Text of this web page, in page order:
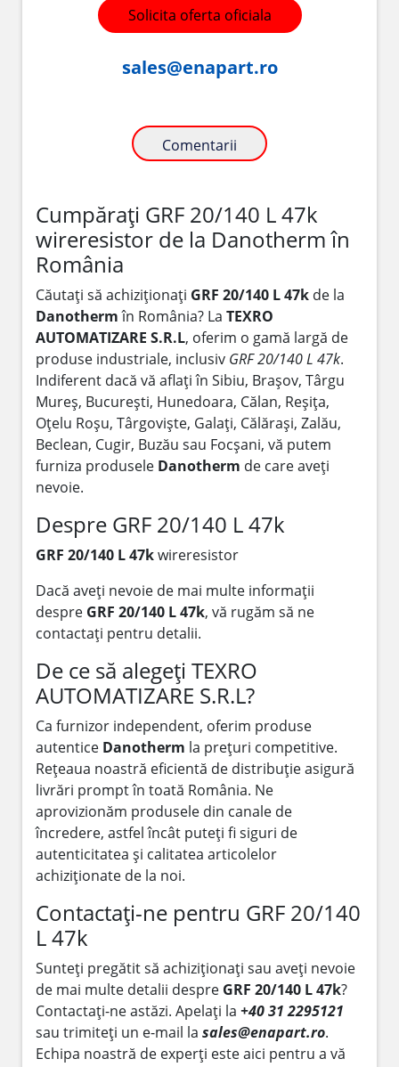
Solicita oferta oficiala
sales@enapart.ro
Comentarii
Cumpărați GRF 20/140 L 47k
wireresistor de la Danotherm în
România
Căutați să achiziționați GRF 20/140 L 47k de la
Danothermîn România? La TEXRO
AUTOMATIZARE S.R.L, oferim o gamă largă de
produse industriale, inclusiv GRF 20/140 L 47k.
Indiferent dacă vă aflați în Sibiu, Brașov, Târgu
Mureș, București, Hunedoara, Călan, Reșița,
Oțelu Roșu, Târgoviște, Galați, Călărași, Zalău,
Beclean, Cugir, Buzău sau Focșani, vă putem
furniza produsele Danotherm de care aveți
nevoie.
Despre GRF 20/140 L 47k
GRF 20/140 L 47kwireresistor
Dacă aveți nevoie de mai multe informații
despre GRF 20/140 L 47k, vă rugăm să ne
contactați pentru detalii.
De ce să alegeți TEXRO
AUTOMATIZARE S.R.L?
Ca furnizor independent, oferim produse
autentice Danotherm la prețuri competitive.
Rețeaua noastră eficientă de distribuție asigură
livrări prompt în toată România. Ne
aprovizionăm produsele din canale de
încredere, astfel încât puteți fi siguri de
autenticitatea și calitatea articolelor
achiziționate de la noi.
Contactați-ne pentru GRF 20/140
L 47k
Sunteți pregătit să achiziționați sau aveți nevoie
de mai multe detalii despre GRF 20/140 L 47k?
Contactați-ne astăzi. Apelați la +40 31 2295121
sau trimiteți un e-mail la sales@enapart.ro.
Echipa noastră de experți este aici pentru a vă